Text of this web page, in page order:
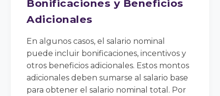
Bonificaciones y Beneficios
Adicionales
En algunos casos, el salario nominal
puede incluir bonificaciones, incentivos y
otros beneficios adicionales. Estos montos
adicionales deben sumarse al salario base
para obtener el salario nominal total. Por